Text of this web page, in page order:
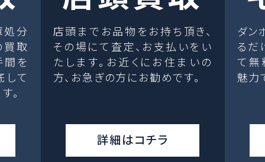
処分
取
間を
して
。
店頭までお品物をお持ち頂き、
その場にて査定、お支払いをい
たします。お近くにお住まいの
方、お急ぎの方にお勧めです。
詳細はコチラ
ダン
るだ
て無
魅力